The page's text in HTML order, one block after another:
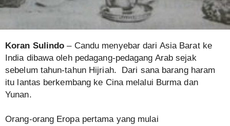
Koran Sulindo – Candu menyebar dari Asia Barat ke
India dibawa oleh pedagang-pedagang Arab sejak
sebelum tahun-tahun Hijriah. Dari sana barang haram
itu lantas berkembang ke Cina melalui Burma dan
Yunan.
Orang-orang Eropa pertama yang mulai